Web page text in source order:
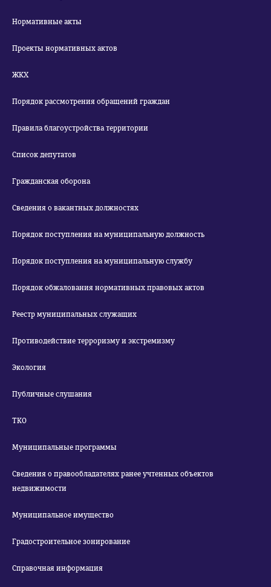
Нормативные акты
Проекты нормативных актов
ЖКХ
Порядок рассмотрения обращений граждан
Правила благоустройства территории
Список депутатов
Гражданская оборона
Сведения о вакантных должностях
Порядок поступления на муниципальную должность
Порядок поступления на муниципальную службу
Порядок обжалования нормативных правовых актов
Реестр муниципальных служащих
Противодействие терроризму и экстремизму
Экология
Публичные слушания
ТКО
Муниципальные программы
Сведения о правообладателях ранее учтенных объектов
недвижимости
Муниципальное имущество
Градостроительное зонирование
Справочная информация